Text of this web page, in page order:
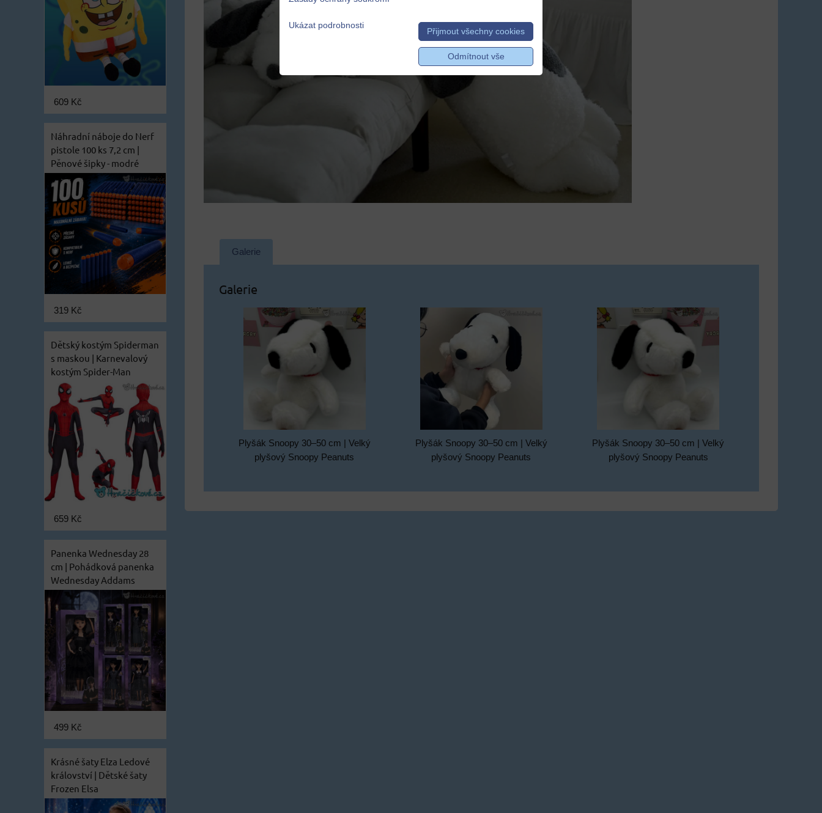
Galerie
Galerie
Plyšák Snoopy 30–50 cm | Velký
plyšový Snoopy Peanuts
Plyšák Snoopy 30–50 cm | Velký
plyšový Snoopy Peanuts
Plyšák Snoopy 30–50 cm | Velký
plyšový Snoopy Peanuts
609 Kč
Náhradní náboje do Nerf
pistole 100 ks 7,2 cm |
Pěnové šipky - modré
319 Kč
Dětský kostým Spiderman
s maskou | Karnevalový
kostým Spider-Man
659 Kč
Panenka Wednesday 28
cm | Pohádková panenka
Wednesday Addams
499 Kč
Krásné šaty Elza Ledové
království | Dětské šaty
Frozen Elsa
Ukázat podrobnosti
Přijmout všechny cookies
Odmítnout vše